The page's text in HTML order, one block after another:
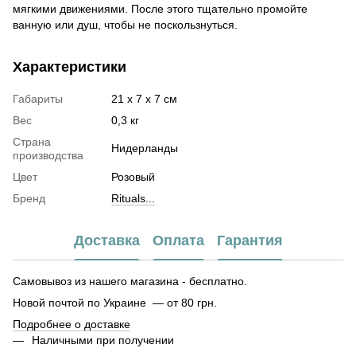
мягкими движениями. После этого тщательно промойте
ванную или душ, чтобы не поскользнуться.
Характеристики
Габариты
21 х 7 х 7 см
Вес
0,3 кг
Страна
производства
Нидерланды
Цвет
Розовый
Бренд
Rituals...
Доставка Оплата Гарантия
Самовывоз из нашего магазина - бесплатно.
Новой почтой по Украине — от 80 грн.
Подробнее о доставке
Наличными при получении